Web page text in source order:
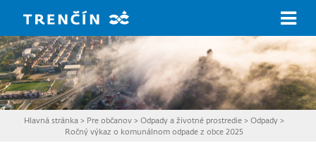
Hlavná stránka > Pre občanov> Odpady a životné prostredie> Odpady>
Ročný výkaz o komunálnom odpade z obce 2025